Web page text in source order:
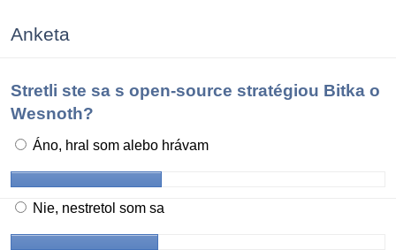
Anketa
Stretli ste sa s open-source stratégiou Bitka o
Wesnoth?
Áno, hral som alebo hrávam
Nie, nestretol som sa